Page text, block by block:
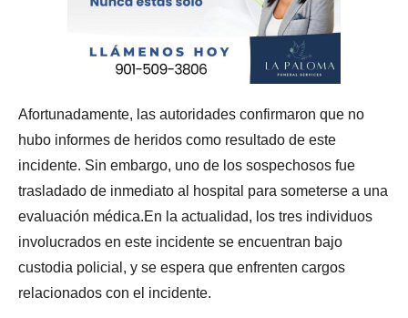
Afortunadamente, las autoridades confirmaron que no
hubo informes de heridos como resultado de este
incidente. Sin embargo, uno de los sospechosos fue
trasladado de inmediato al hospital para someterse a una
evaluación médica.En la actualidad, los tres individuos
involucrados en este incidente se encuentran bajo
custodia policial, y se espera que enfrenten cargos
relacionados con el incidente.